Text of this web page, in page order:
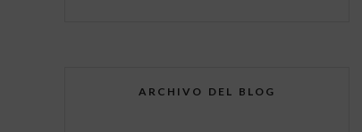
ARCHIVO DEL BLOG